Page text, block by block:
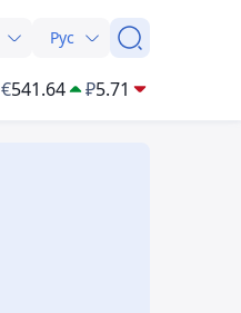
Рус
€541.64 ₽5.71